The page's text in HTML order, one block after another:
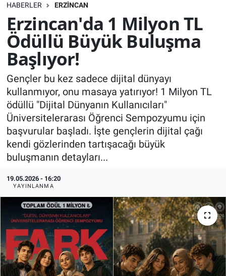
HABERLER ERZINCAN
Erzincan'da 1 Milyon TL
Ödüllü Büyük Buluşma
Başlıyor!
Gençler bu kez sadece dijital dünyayı
kullanmıyor, onu masaya yatırıyor! 1 Milyon TL
ödüllü "Dijital Dünyanın Kullanıcıları"
Üniversitelerarası Öğrenci Sempozyumu için
başvurular başladı. İşte gençlerin dijital çağı
kendi gözlerinden tartışacağı büyük
buluşmanın detayları...
19.05.2026 - 16:20
YAYINLANMA
EKONOMİ
Bilim, teknoloji
GENEL
KÜLTÜR-SANAT
Yerel Haber
Politika
YAŞAM
RESMİ İLAN